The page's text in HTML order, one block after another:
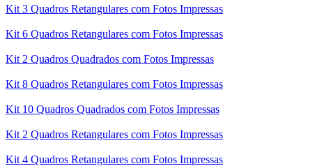
Kit 3 Quadros Retangulares com Fotos Impressas
Kit 6 Quadros Retangulares com Fotos Impressas
Kit 2 Quadros Quadrados com Fotos Impressas
Kit 8 Quadros Retangulares com Fotos Impressas
Kit 10 Quadros Quadrados com Fotos Impressas
Kit 2 Quadros Retangulares com Fotos Impressas
Kit 4 Quadros Retangulares com Fotos Impressas